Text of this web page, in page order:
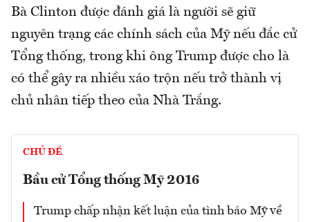
Bà Clinton được đánh giá là người sẽ giữ
nguyên trạng các chính sách của Mỹ nếu đắc cử
Tổng thống, trong khi ông Trump được cho là
có thể gây ra nhiều xáo trộn nếu trở thành vị
chủ nhân tiếp theo của Nhà Trắng.
CHỦ ĐỀ
Bầu cử Tổng thống Mỹ 2016
Trump chấp nhận kết luận của tình báo Mỹ về